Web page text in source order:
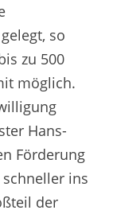
so
zu 500
möglich.
Hans-
Förderung
ins
der